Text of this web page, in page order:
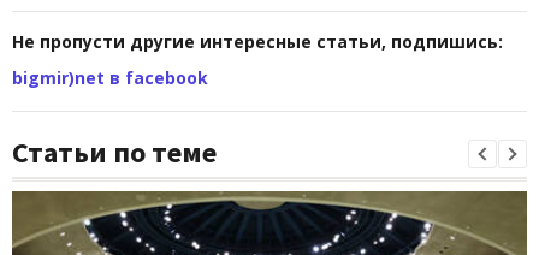
Не пропусти другие интересные статьи, подпишись:
bigmir)net в facebook
Статьи по теме